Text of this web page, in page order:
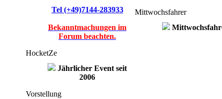
Tel (+49)7144-283933
Bekanntmachungen im
Forum beachten.
HocketZe
Jährlicher Event seit
2006
Vorstellung
Mittwochsfahrer